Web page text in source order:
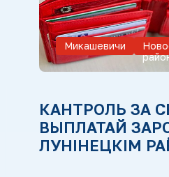
Микашевичи
КАНТРОЛЬ ЗА
ВЫПЛАТАЙ
ЛУНІНЕЦКІМ